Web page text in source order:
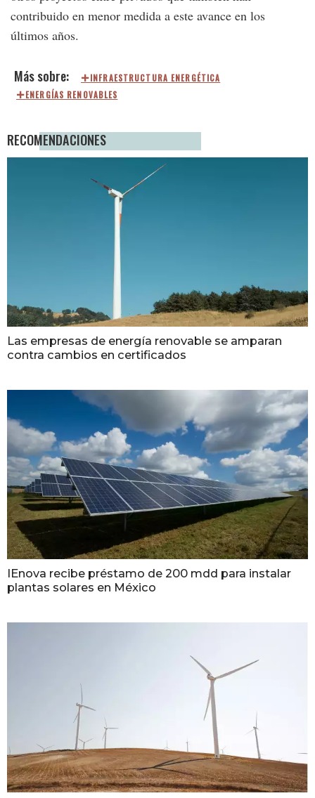
contribuido en menor medida a este avance en los
últimos años.
INFRAESTRUCTURA ENERGÉTICA
ENERGÍAS RENOVABLES
RECOMENDACIONES
Las empresas de energía renovable se amparan
contra cambios en certificados
IEnova recibe préstamo de 200 mdd para instalar
plantas solares en México